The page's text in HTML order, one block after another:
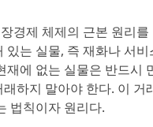
경제 체제의 근본 원리
있는 실물, 즉 재화나 서
재에 없는 실물은 반드시
하지 말아야 한다. 이
법칙이자 원리다.